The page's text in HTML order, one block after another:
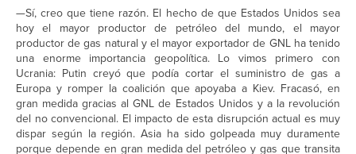
—Sí, creo que tiene razón. El hecho de que Estados Unidos sea
hoy el mayor productor de petróleo del mundo, el mayor
productor de gas natural y el mayor exportador de GNL ha tenido
una enorme importancia geopolítica. Lo vimos primero con
Ucrania: Putin creyó que podía cortar el suministro de gas a
Europa y romper la coalición que apoyaba a Kiev. Fracasó, en
gran medida gracias al GNL de Estados Unidos y a la revolución
del no convencional. El impacto de esta disrupción actual es muy
dispar según la región. Asia ha sido golpeada muy duramente
porque depende en gran medida del petróleo y gas que transita